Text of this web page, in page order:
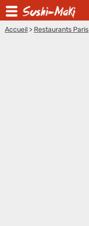
Accueil > Restaurants Paris